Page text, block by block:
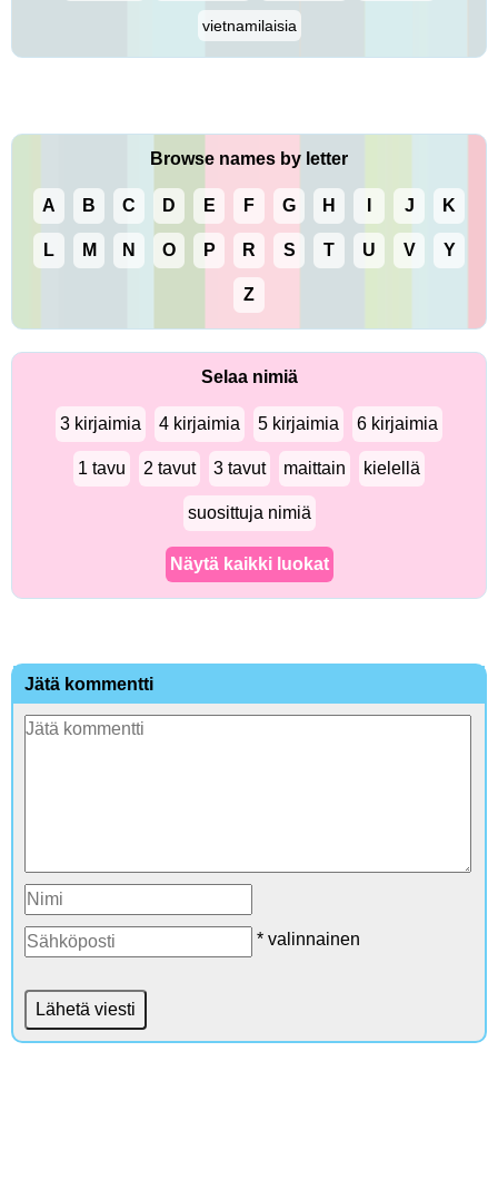
vietnamilaisia
Browse names by letter
A B C D E F G H J K
L M N O P R S T U V Y
Z
Selaa nimiä
3 kirjaimia 4 kirjaimia 5 kirjaimia 6 kirjaimia
1 tavu 2 tavut 3 tavut maittain kielellä
suosittuja nimiä
Näytä kaikki luokat
Jätä kommentti
* valinnainen